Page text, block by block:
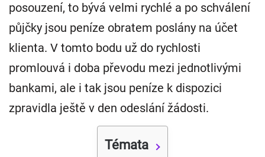
posouzení, to bývá velmi rychlé a po schválení
půjčky jsou peníze obratem poslány na účet
klienta. V tomto bodu už do rychlosti
promlouvá i doba převodu mezi jednotlivými
bankami, ale i tak jsou peníze k dispozici
zpravidla ještě v den odeslání žádosti.
Témata